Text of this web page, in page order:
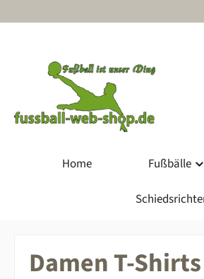
Home Fußbälle
Damen T-